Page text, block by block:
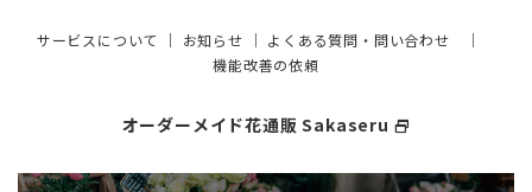
サービスについて ｜ お知らせ ｜ よくある質問・問い合わせ ｜
機能改善の依頼
オーダーメイド花通販 Sakaseru select_window